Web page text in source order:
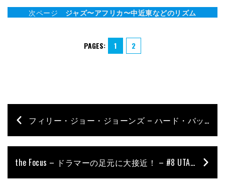
次ページ ジャズ〜アフリカ〜中近東などのリズム
PAGES: 1 2
フィリー・ジョー・ジョーンズ – ハード・バップ屈指のModern Jazz Drummer –
the Focus – ドラマーの足元に大接近！ – #8 UTA［NOISEMAKER］